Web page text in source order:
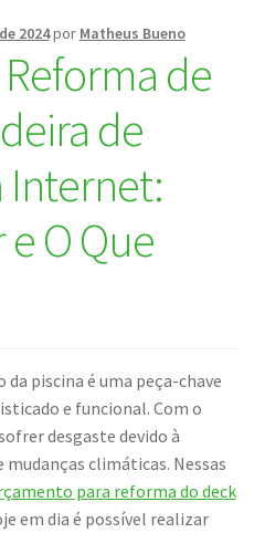
2024por Matheus Bueno
de
de
Internet:
O Que
piscina é uma peça-chave
e funcional. Com o
desgaste devido à
mudanças climáticas. Nessas
para reforma do deck
em dia é possível realizar